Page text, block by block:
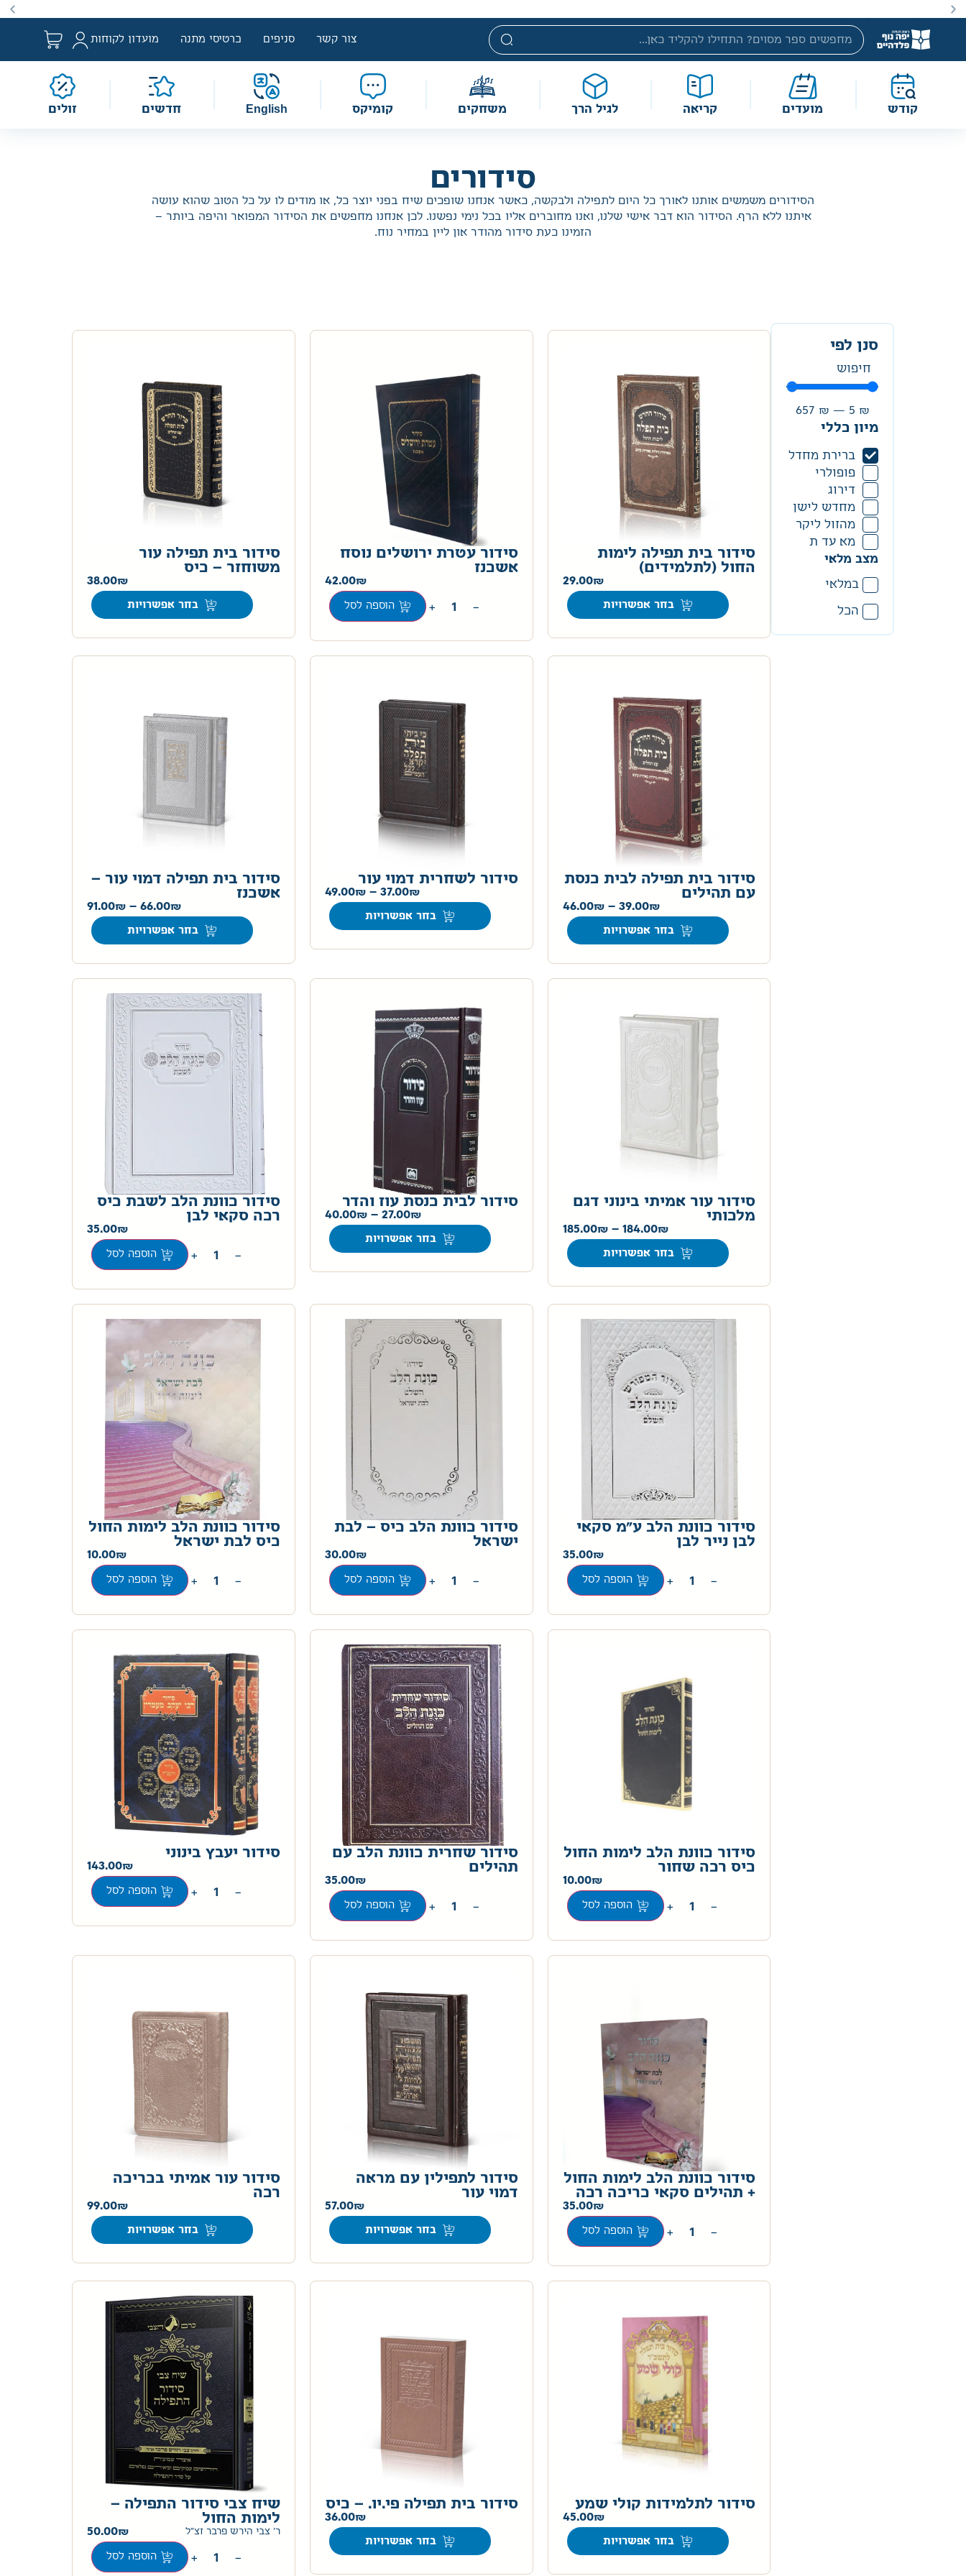
באתר מוצעים מוצרים במחירים נמוכים ומוזלים מהמחיר הקטלוגי. מחירים אלה ניתנים במסגרת מדיניות תמחור מוזלת, ואינם נחשבים למבצע לפי הגדרת החוק. מבצעים מתקיימים מעת לעת לתקופה
מוגבלת וע״פ התקנות.
צור קשר סניפים כרטיסי מתנה מועדון לקוחות
קודש מועדים קריאה לגיל הרך משחקים קומיקס English חדשים זולים
סידורים
הסידורים משמשים אותנו לאורך כל היום לתפילה ולבקשה, כאשר אנחנו שופכים שיח בפני יוצר כל, או מודים לו על כל הטוב שהוא עושה
איתנו ללא הרף. הסידור הוא דבר אישי שלנו, ואנו מחוברים אליו בכל נימי נפשנו. לכן אנחנו מחפשים את הסידור המפואר והיפה ביותר –
הזמינו כעת סידור מהודר און ליין במחיר נוח.
סנן לפי
₪
5
—
₪
657
מיון כללי
ברירת מחדל
פופולרי
דירוג
מחדש לישן
מהזול ליקר
מא עד ת
מצב מלאי
במלאי
הכל
סידור בית תפילה לימות
החול (לתלמידים)
29.00
בחר אפשרויות
סידור עטרת ירושלים נוסח
אשכנז
42.00
−
+ הוספה לסל
סידור בית תפילה עור
משוחזר – כיס
38.00
בחר אפשרויות
סידור בית תפילה לבית כנסת
עם תהילים
39.00
–
46.00
בחר אפשרויות
סידור לשחרית דמוי עור
37.00
–
49.00
בחר אפשרויות
סידור בית תפילה דמוי עור –
אשכנז
66.00
–
91.00
בחר אפשרויות
סידור עור אמיתי בינוני דגם
מלכותי
184.00
–
185.00
בחר אפשרויות
סידור לבית כנסת עוז והדר
27.00
–
40.00
בחר אפשרויות
סידור כוונת הלב לשבת כיס
רכה סקאי לבן
35.00
−
+ הוספה לסל
סידור כוונת הלב ע"מ סקאי
לבן נייר לבן
35.00
−
+ הוספה לסל
סידור כוונת הלב כיס – לבת
ישראל
30.00
−
+ הוספה לסל
סידור כוונת הלב לימות החול
כיס לבת ישראל
10.00
−
+ הוספה לסל
סידור כוונת הלב לימות החול
כיס רכה שחור
10.00
−
+ הוספה לסל
סידור שחרית כוונת הלב עם
תהילים
35.00
−
+ הוספה לסל
סידור יעבץ בינוני
143.00
−
+ הוספה לסל
סידור כוונת הלב לימות החול
+ תהילים סקאי כריכה רכה
35.00
−
+ הוספה לסל
סידור לתפילין עם מראה
דמוי עור
57.00
בחר אפשרויות
סידור עור אמיתי בכריכה
רכה
99.00
בחר אפשרויות
סידור לתלמידות קולי שמע
45.00
בחר אפשרויות
סידור בית תפילה פי.יו. – כיס
36.00
בחר אפשרויות
שיח צבי סידור התפילה –
לימות החול
ר' צבי הירש פרבר זצ"ל 50.00
−
+ הוספה לסל